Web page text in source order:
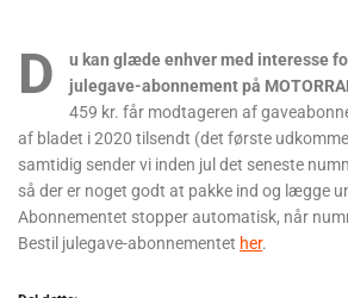
D
u kan glæde enhver med interesse
julegave-abonnement på
459 kr. får modtageren af
af bladet i 2020 tilsendt (det første
samtidig sender vi inden jul det seneste
så der er noget godt at pakke ind og lægge
Abonnementet stopper automatisk, når
Bestil julegave-abonnementet her.